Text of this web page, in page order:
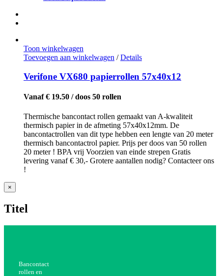
Toon winkelwagen
Toevoegen aan winkelwagen / Details
Verifone VX680 papierrollen 57x40x12
Vanaf € 19.50 / doos 50 rollen
Thermische bancontact rollen gemaakt van A-kwaliteit
thermisch papier in de afmeting 57x40x12mm. De
bancontactrollen van dit type hebben een lengte van 20 meter
thermisch bancontactrol papier. Prijs per doos van 50 rollen
20 meter ! BPA vrij Voorzien van einde strepen Gratis
levering vanaf € 30,- Grotere aantallen nodig? Contacteer ons
!
Close
product
view
×
Titel
Bancontact
rollen en